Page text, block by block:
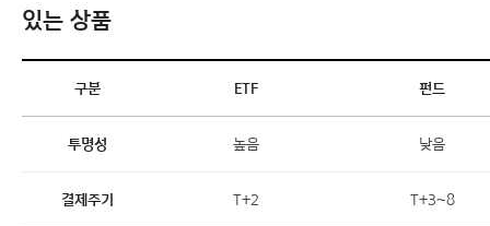
있는 상품
구분 ETF 펀드
투명성 높음 낮음
결제주기 T+2 T+3~8